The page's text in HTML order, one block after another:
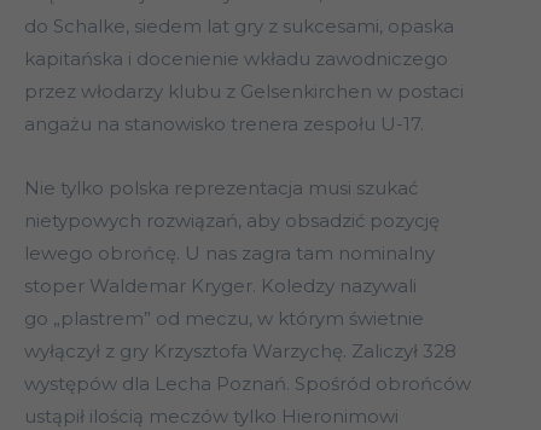
do Schalke, siedem lat gry z sukcesami, opaska
kapitańska i docenienie wkładu zawodniczego
przez włodarzy klubu z Gelsenkirchen w postaci
angażu na stanowisko trenera zespołu U-17.
Nie tylko polska reprezentacja musi szukać
nietypowych rozwiązań, aby obsadzić pozycję
lewego obrońcę. U nas zagra tam nominalny
stoper Waldemar Kryger. Koledzy nazywali
go „plastrem” od meczu, w którym świetnie
wyłączył z gry Krzysztofa Warzychę. Zaliczył 328
występów dla Lecha Poznań. Spośród obrońców
ustąpił ilością meczów tylko Hieronimowi